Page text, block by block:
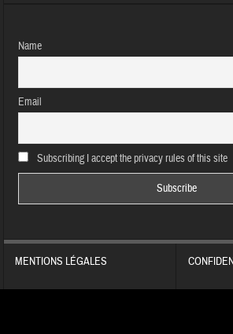
Name
Email
Subscribing I accept the privacy rules of this site
MENTIONS LÉGALES